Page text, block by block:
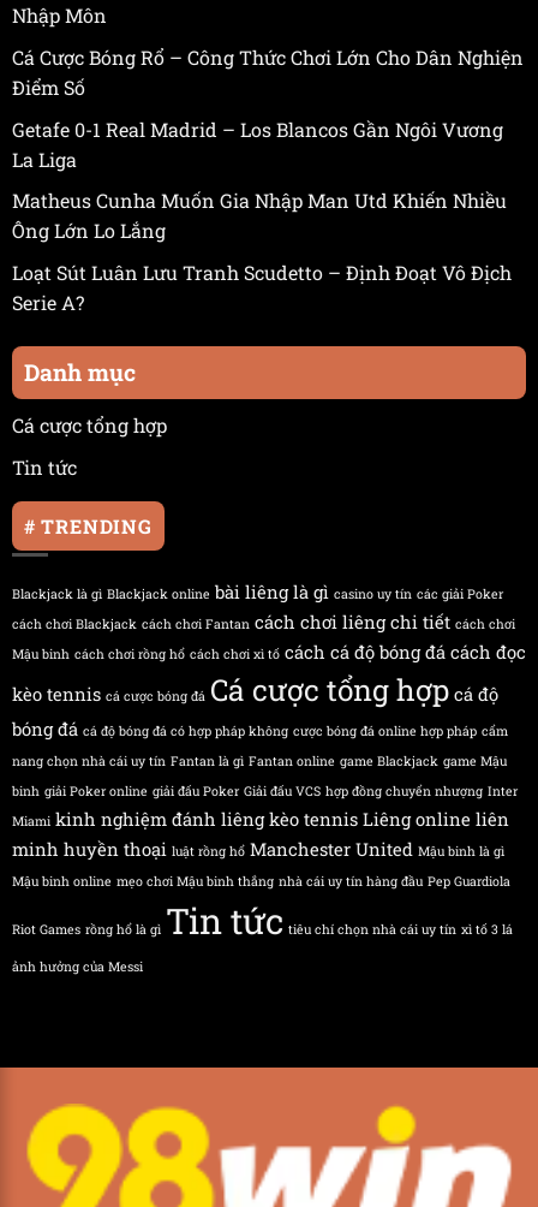
Nhập Môn
Cá Cược Bóng Rổ – Công Thức Chơi Lớn Cho Dân Nghiện
Điểm Số
Getafe 0-1 Real Madrid – Los Blancos Gần Ngôi Vương
La Liga
Matheus Cunha Muốn Gia Nhập Man Utd Khiến Nhiều
Ông Lớn Lo Lắng
Loạt Sút Luân Lưu Tranh Scudetto – Định Đoạt Vô Địch
Serie A?
Danh mục
Cá cược tổng hợp
Tin tức
# TRENDING
Blackjack là gì Blackjack online bài liêng là gì casino uy tín các giải Poker
cách chơi Blackjack cách chơi Fantan cách chơi liêng chi tiết cách chơi
Mậu binh cách chơi rồng hổ cách chơi xì tố cách cá độ bóng đá cách đọc
kèo tennis cá cược bóng đá Cá cược tổng hợp cá độ
bóng đá cá độ bóng đá có hợp pháp không cược bóng đá online hợp pháp cẩm
nang chọn nhà cái uy tín Fantan là gì Fantan online game Blackjack game Mậu
binh giải Poker online giải đấu Poker Giải đấu VCS hợp đồng chuyển nhượng Inter
Miami kinh nghiệm đánh liêng kèo tennis Liêng online liên
minh huyền thoại luật rồng hổ Manchester United Mậu binh là gì
Mậu binh online mẹo chơi Mậu binh thắng nhà cái uy tín hàng đầu Pep Guardiola
Riot Games rồng hổ là gì Tin tức tiêu chí chọn nhà cái uy tín xì tố 3 lá
ảnh hưởng của Messi